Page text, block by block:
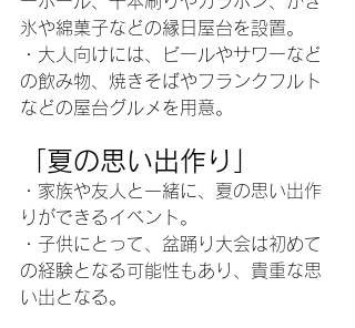
氷や綿菓子などの縁日屋台を設置。
・大人向けには、ビールやサワーなど
の飲み物、焼きそばやフランクフルト
などの屋台グルメを用意。
「夏の思い出作り」
・家族や友人と一緒に、夏の思い出作
りができるイベント。
・子供にとって、盆踊り大会は初めて
の経験となる可能性もあり、貴重な思
い出となる。